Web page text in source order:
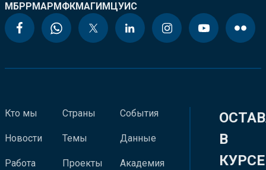
МБРРМАРМФКМАГИМЦУИС
Кто мы
Новости
Работа
Страны
Темы
Проекты
События
Данные
Академия
В
КУРСЕ